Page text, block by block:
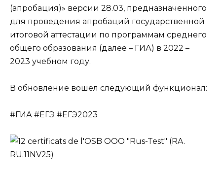
(апробация)» версии 28.03, предназначенного
для проведения апробаций государственной
итоговой аттестации по программам среднего
общего образования (далее – ГИА) в 2022 –
2023 учебном году.
В обновление вошёл следующий функционал:
#ГИА #ЕГЭ #ЕГЭ2023